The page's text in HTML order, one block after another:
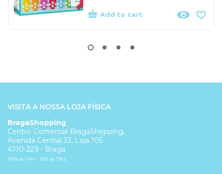
Add to cart
VISITA A NOSSA LOJA FÍSICA
BragaShopping
Centro Comercial BragaShopping,
Avenida Central 33, Loja 105
4710-229 - Braga
(10H às 14H - 15H às 19H)